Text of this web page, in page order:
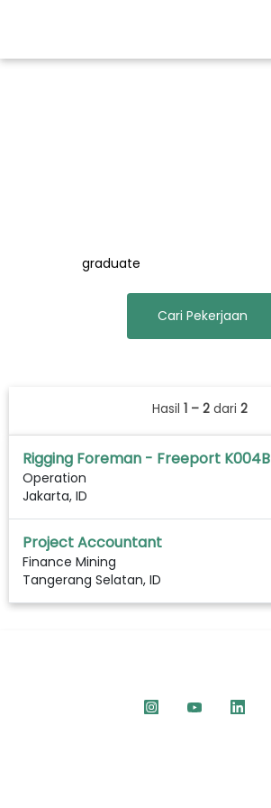
Hasil 1 – 2 dari 2
Rigging Foreman - Freeport K004B
Operation
Jakarta, ID
Project Accountant
Finance Mining
Tangerang Selatan, ID